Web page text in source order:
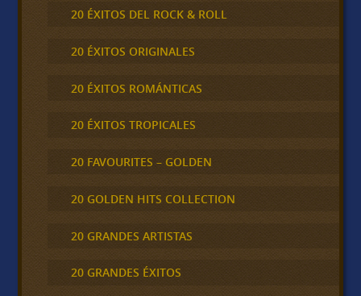
20 ÉXITOS DEL ROCK & ROLL
20 ÉXITOS ORIGINALES
20 ÉXITOS ROMÁNTICAS
20 ÉXITOS TROPICALES
20 FAVOURITES – GOLDEN
20 GOLDEN HITS COLLECTION
20 GRANDES ARTISTAS
20 GRANDES ÉXITOS